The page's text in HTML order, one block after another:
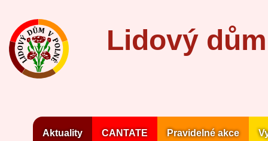
Lidový
Aktuality CANTATE Pravidelné akce